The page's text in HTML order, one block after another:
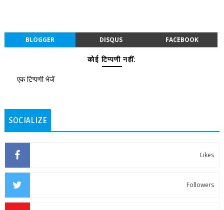
BLOGGER DISQUS FACEBOOK
कोई टिप्पणी नहीं:
एक टिप्पणी भेजें
SOCIALIZE
Likes
Followers